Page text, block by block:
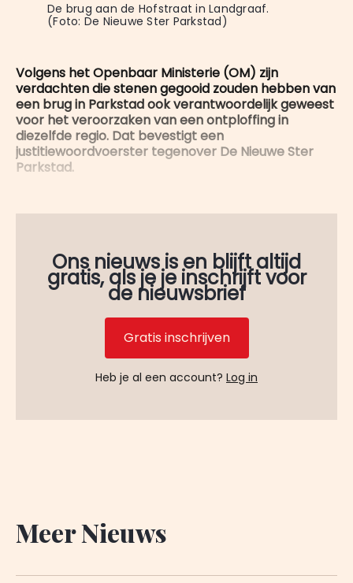
De brug aan de Hofstraat in Landgraaf.
(Foto: De Nieuwe Ster Parkstad)
Volgens het Openbaar Ministerie (OM) zijn
verdachten die stenen gegooid zouden hebben van
een brug in Parkstad ook verantwoordelijk geweest
voor het veroorzaken van een ontploffing in
diezelfde regio. Dat bevestigt een
justitiewoordvoerster tegenover De Nieuwe Ster
Parkstad.
Ons nieuws is en blijft altijd
gratis, als je je inschrijft voor
de nieuwsbrief
Gratis inschrijven
Heb je al een account? Log in
Meer Nieuws